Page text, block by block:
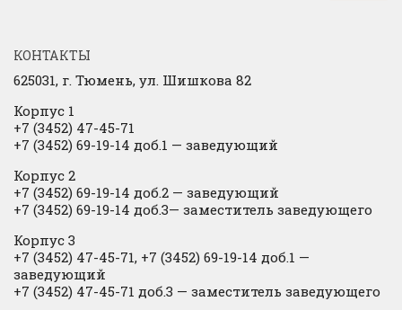
КОНТАКТЫ
625031, г. Тюмень, ул. Шишкова 82
Корпус 1
+7 (3452) 47-45-71
+7 (3452) 69-19-14 доб.1 — заведующий
Корпус 2
+7 (3452) 69-19-14 доб.2 — заведующий
+7 (3452) 69-19-14 доб.3— заместитель заведующего
Корпус 3
+7 (3452) 47-45-71, +7 (3452) 69-19-14 доб.1 —
заведующий
+7 (3452) 47-45-71 доб.3 — заместитель заведующего